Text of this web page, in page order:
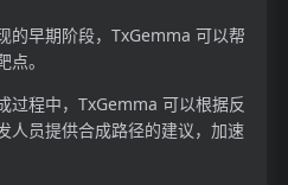
的早期阶段，TxGemma 可以帮
。
过程中，TxGemma 可以根据反
人员提供合成路径的建议，加速